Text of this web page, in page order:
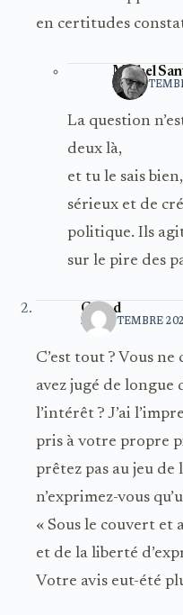
en certitudes
Michel
24
La question
deux là,
et tu le sais
sérieux et de
politique. Ils
sur le pire des
Cyrod
24 SEPTEMBRE
C’est tout ? Vous
avez jugé de longue
l’intérêt ? J’ai
pris à votre propre
prêtez pas au jeu de
n’exprimez-vous
« Sous le couvert et
et de la liberté
Votre avis eut-été